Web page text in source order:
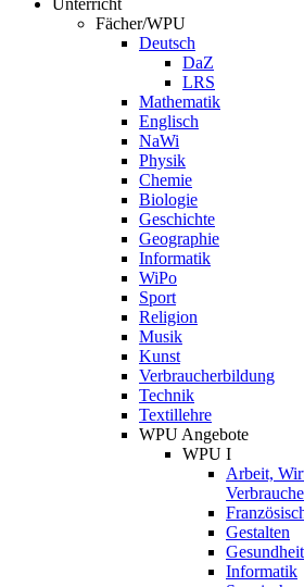
Unterricht
Fächer/WPU
Deutsch
DaZ
LRS
Mathematik
Englisch
NaWi
Physik
Chemie
Biologie
Geschichte
Geographie
Informatik
WiPo
Sport
Religion
Musik
Kunst
Verbraucherbildung
Technik
Textillehre
WPU Angebote
WPU I
Arbeit,
Gestalten
Informatik